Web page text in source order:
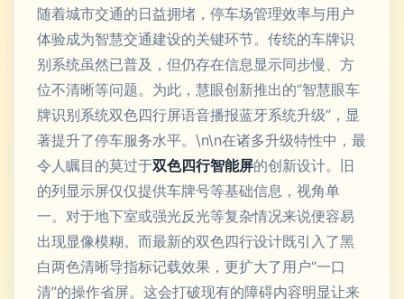
随着城市交通的日益拥堵，停车场管理效率与用户
体验成为智慧交通建设的关键环节。传统的车牌识
别系统虽然已普及，但仍存在信息显示同步慢、方
位不清晰等问题。为此，慧眼创新推出的“智慧眼车
牌识别系统双色四行屏语音播报蓝牙系统升级”，显
著提升了停车服务水平。\n\n在诸多升级特性中，最
令人瞩目的莫过于双色四行智能屏的创新设计。旧
的列显示屏仅仅提供车牌号等基础信息，视角单
一。对于地下室或强光反光等复杂情况来说便容易
出现显像模糊。而最新的双色四行设计既引入了黑
白两色清晰导指标记载效果，更扩大了用户“一口
清”的操作省屏。这会打破现有的障碍内容明显让来